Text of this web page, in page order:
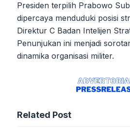
Presiden terpilih Prabowo
dipercaya menduduki posisi
Direktur C Badan Intelijen
Penunjukan ini menjadi
dinamika organisasi militer.
Related Post